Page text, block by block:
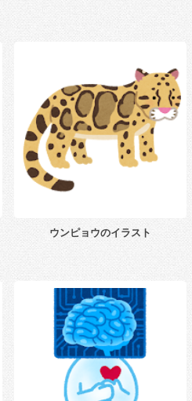
ウンピョウのイラスト